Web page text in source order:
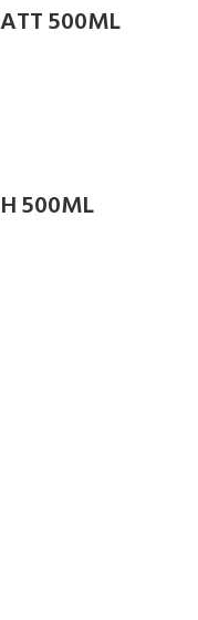
500ML
500ML